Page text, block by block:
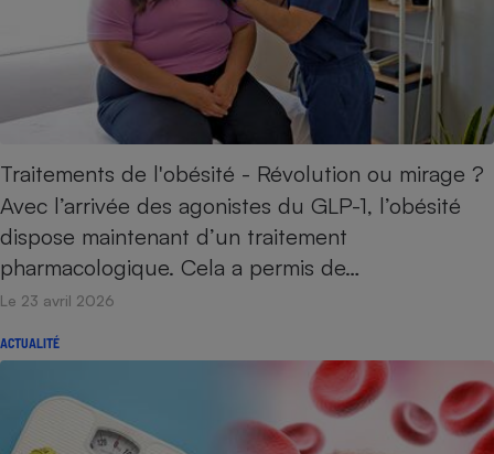
Traitements de l'obésité - Révolution ou mirage ?
Avec l’arrivée des agonistes du GLP-1, l’obésité
dispose maintenant d’un traitement
pharmacologique. Cela a permis de…
Le 23 avril 2026
ACTUALITÉ